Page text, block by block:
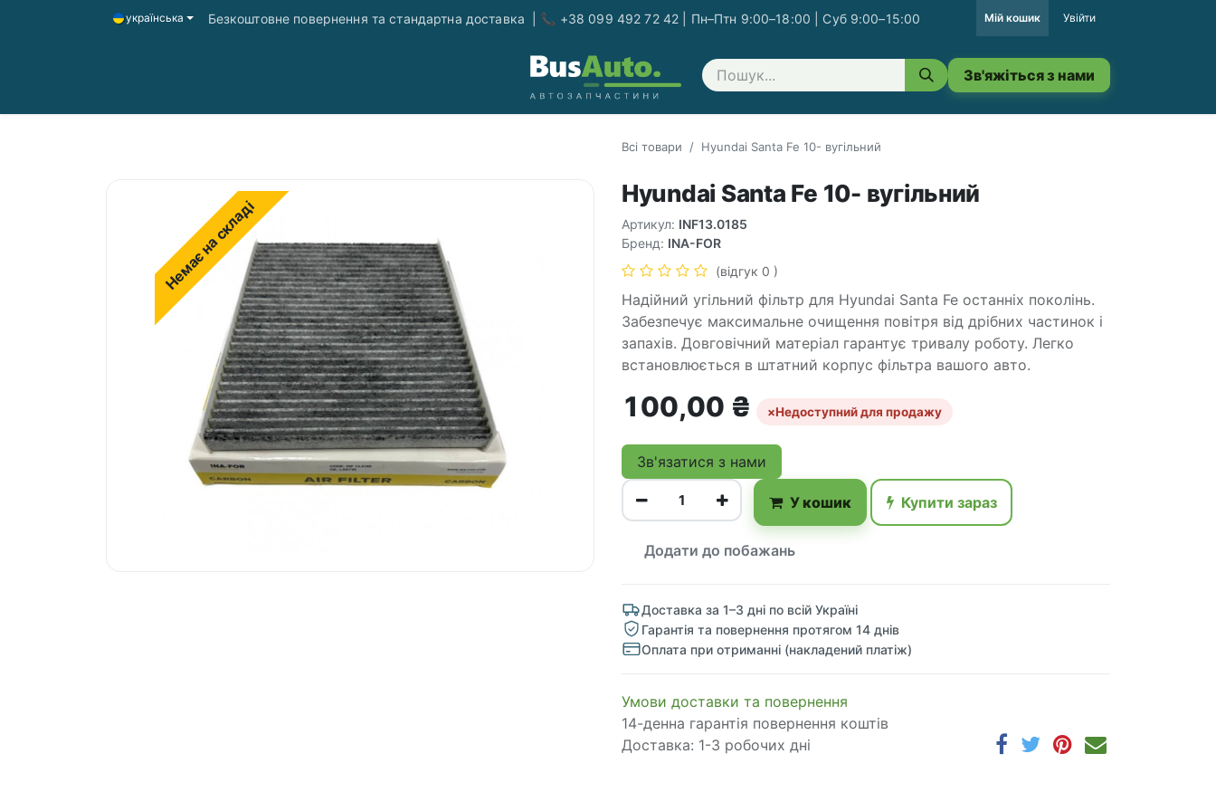
українська Безкоштовне повернення та стандартна доставка | 📞 +38 099 492 72 42 | Пн–Птн 9:00–18:00 | Суб 9:00–15:00 Мій кошик Увійти
Зв'яжіться з нами Зв'яжіться з нами
Всі товари Hyundai Santa Fe 10- вугільний
Немає на складі
Hyundai Santa Fe 10- вугільний
Артикул: INF13.0185
Бренд: INA-FOR
(відгук 0 )
Надійний угільний фільтр для Hyundai Santa Fe останніх поколінь.
Забезпечує максимальне очищення повітря від дрібних частинок і
запахів. Довговічний матеріал гарантує тривалу роботу. Легко
встановлюється в штатний корпус фільтра вашого авто.
100,00 ₴ ×Недоступний для продажу
Зв'язатися з нами
У кошик Купити зараз
Додати до побажань
Доставка за 1–3 дні по всій Україні
Гарантія та повернення протягом 14 днів
Оплата при отриманні (накладений платіж)
​​​​​​​​​​​​​​​​​​​​​​​​​​​​​​​​​​​​​​​​​​​​​​​​​​​​​​​​​​​​​​У​​м​о​в​​и​ д​ос​т​а​в​к​и ​т​а​ по​в​е​р​н​е​н​н​я
14-денна гарантія повернення коштів
Доставка: 1-3 робочих дні